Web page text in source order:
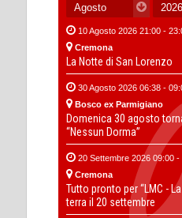
10 Agosto 2026 21:00 -
Cremona
La Notte di San Lorenzo
30 Agosto 2026 06:38 -
Bosco ex Parmigiano
Domenica 30 agosto
“Nessun Dorma”
20 Settembre 2026 09:00 -
Cremona
Tutto pronto per “LMC -
terra il 20 settembre